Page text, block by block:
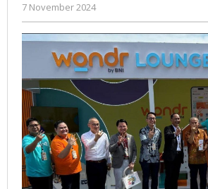
Indonesia
di
Hong
Kong
7 November 2024
Gatot
Susanto